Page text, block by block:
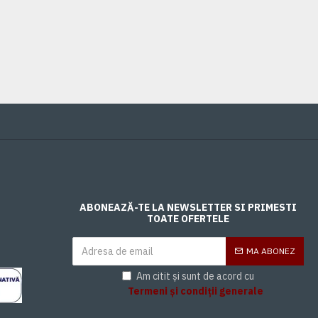
ABONEAZĂ-TE LA NEWSLETTER SI PRIMESTI
TOATE OFERTELE
MA ABONEZ
Am citit și sunt de acord cu
Termeni și condiții generale